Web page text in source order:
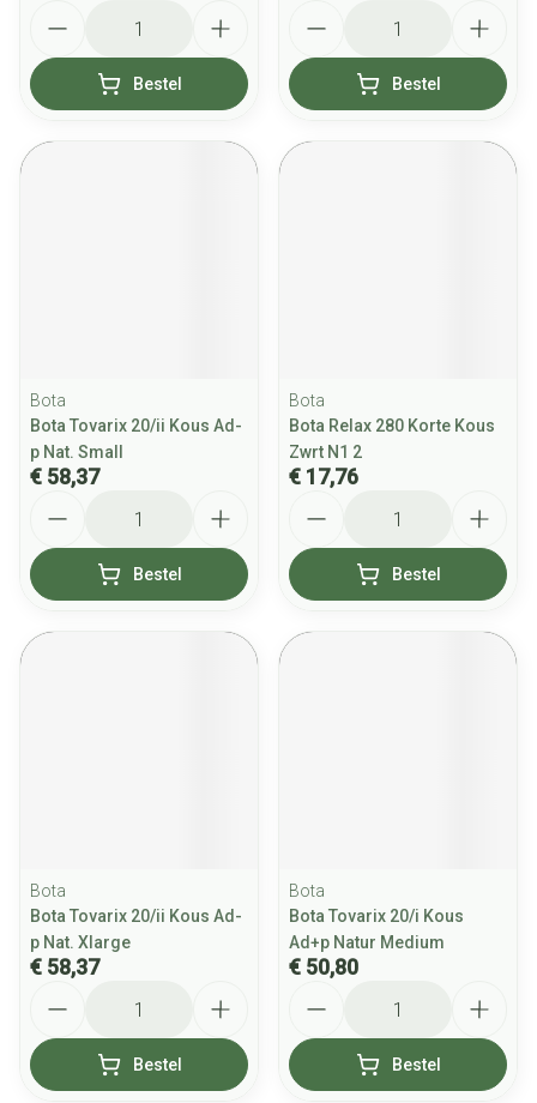
Bestel Bestel
Bota
Bota Tovarix 20/ii Kous Ad-
p Nat. Small
€ 58,37
Bestel
Bota
Bota Relax 280 Korte Kous
Zwrt N1 2
€ 17,76
Bestel
Bota
Bota Tovarix 20/ii Kous Ad-
p Nat. Xlarge
€ 58,37
Bestel
Bota
Bota Tovarix 20/i Kous
Ad+p Natur Medium
€ 50,80
Bestel